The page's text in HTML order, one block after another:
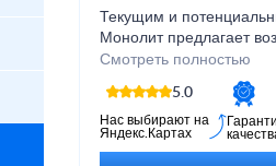
Текущим и
Монолит предлагает
блоки Кольчугино по
Смотреть полностью
5.0
Нас выбирают на
Яндекс.Картах